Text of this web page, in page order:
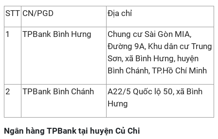
STT CN/PGD Địa chỉ
1 TPBank Bình Hưng
Chung cư Sài Gòn MIA,
Đường 9A, Khu dân cư Trung
Sơn, xã Bình Hưng, huyện
Bình Chánh, TP.Hồ Chí Minh
2 TPBank Bình Chánh
A22/5 Quốc lộ 50, xã Bình
Hưng
Ngân hàng TPBank tại huyện Củ Chi